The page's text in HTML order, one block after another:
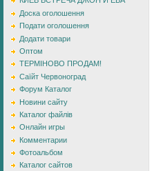
Доска оголошення
Подати оголошення
Додати товари
Оптом
ТЕРМІНОВО ПРОДАМ!
Саїйт Червоноград
Форум Каталог
Новини сайту
Каталог файлів
Онлайн игры
Комментарии
Фотоальбом
Каталог сайтов